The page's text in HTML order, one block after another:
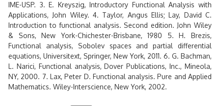
IME-USP. 3. E. Kreyszig, Introductory Functional Analysis with
Applications, John Wiley. 4. Taylor, Angus Ellis; Lay, David C.
Introduction to functional analysis. Second edition. John Wiley
& Sons, New York-Chichester-Brisbane, 1980 5. H. Brezis,
Functional analysis, Sobolev spaces and partial differential
equations, Universitext, Springer, New York, 2011. 6. G. Bachman,
L. Narici, Functional analysis, Dover Publications, Inc., Mineola,
NY, 2000. 7. Lax, Peter D. Functional analysis. Pure and Applied
Mathematics. Wiley-Interscience, New York, 2002.